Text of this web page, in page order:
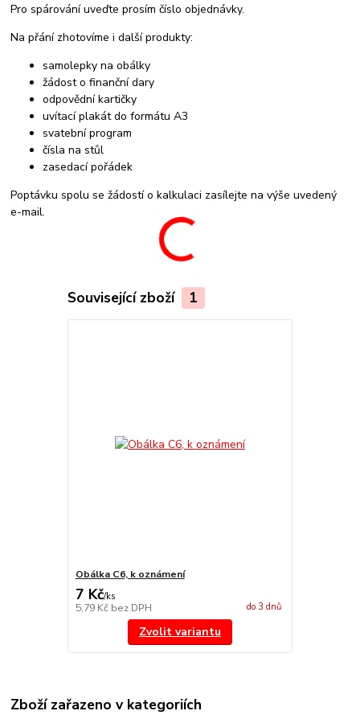
Pro spárování uveďte prosím číslo objednávky.
Na přání zhotovíme i další produkty:
samolepky na obálky
žádost o finanční dary
odpovědní kartičky
uvítací plakát do formátu A3
svatební program
čísla na stůl
zasedací pořádek
Poptávku spolu se žádostí o kalkulaci zasílejte na výše uvedený
e-mail.
Související zboží 1
Obálka C6, k oznámení
7 Kč/ks
5,79 Kč bez DPH do 3 dnů
Zvolit variantu
Zboží zařazeno v kategoriích